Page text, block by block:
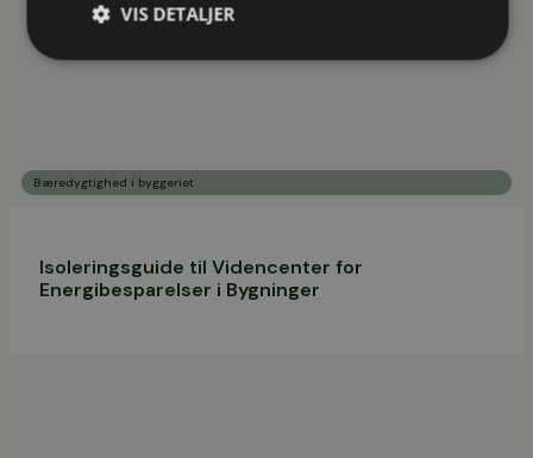
Bæredygtighed i byggeriet
Isoleringsguide til Videncenter for
Energibesparelser i Bygninger
VIS DETALJER